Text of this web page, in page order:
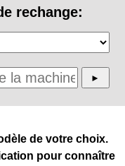
rechange:
de votre choix.
pour connaître